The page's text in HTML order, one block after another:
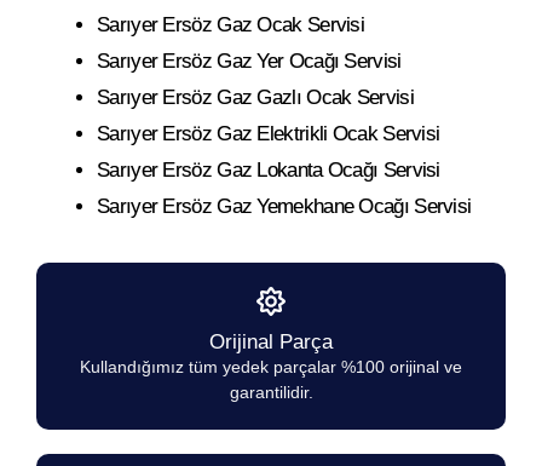
Sarıyer Ersöz Gaz Ocak Servisi
Sarıyer Ersöz Gaz Yer Ocağı Servisi
Sarıyer Ersöz Gaz Gazlı Ocak Servisi
Sarıyer Ersöz Gaz Elektrikli Ocak Servisi
Sarıyer Ersöz Gaz Lokanta Ocağı Servisi
Sarıyer Ersöz Gaz Yemekhane Ocağı Servisi
Orijinal Parça
Kullandığımız tüm yedek parçalar %100 orijinal ve
garantilidir.